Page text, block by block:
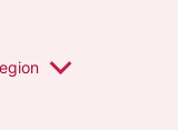
valt region
annan